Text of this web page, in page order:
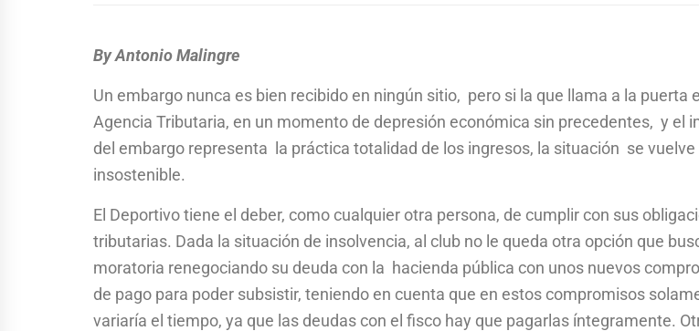
By Antonio Malingre
Un embargo nunca es bien recibido en ningún sitio, pero si la que llama a la puerta
Agencia Tributaria, en un momento de depresión económica sin precedentes, y el
del embargo representa la práctica totalidad de los ingresos, la situación se vuelve
insostenible.
El Deportivo tiene el deber, como cualquier otra persona, de cumplir con sus
tributarias. Dada la situación de insolvencia, al club no le queda otra opción que
moratoria renegociando su deuda con la hacienda pública con unos nuevos
de pago para poder subsistir, teniendo en cuenta que en estos compromisos
variaría el tiempo, ya que las deudas con el fisco hay que pagarlas íntegramente.